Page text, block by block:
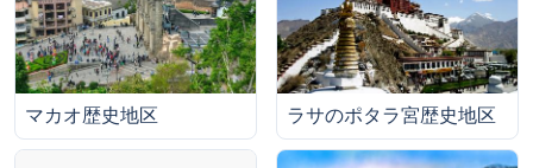
マカオ歴史地区 ラサのポタラ宮歴史地区